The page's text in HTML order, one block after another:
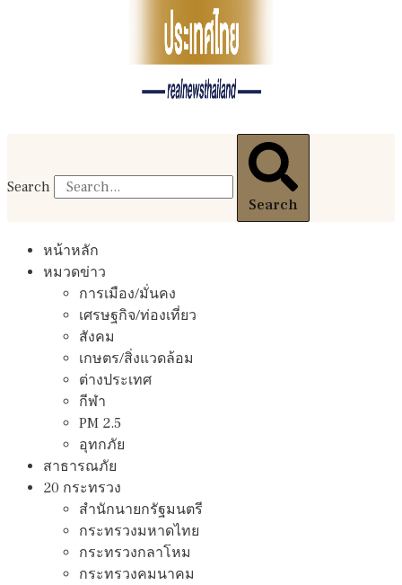
Search
Search
หน้าหลัก
หมวดข่าว
การเมือง/มั่นคง
เศรษฐกิจ/ท่องเที่ยว
สังคม
เกษตร/สิ่งแวดล้อม
ต่างประเทศ
กีฬา
PM 2.5
อุทกภัย
สาธารณภัย
20 กระทรวง
สํานักนายกรัฐมนตรี
กระทรวงมหาดไทย
กระทรวงกลาโหม
กระทรวงคมนาคม